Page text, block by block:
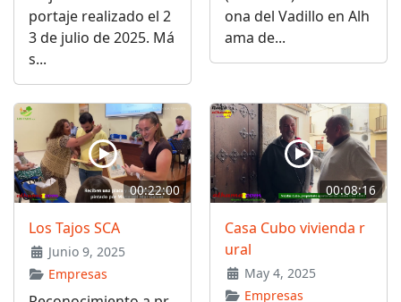
portaje realizado el 2
3 de julio de 2025. Má
s...
ona del Vadillo en Alh
ama de...
00:22:00
Los Tajos SCA
Junio 9, 2025
Empresas
00:08:16
Casa Cubo vivienda r
ural
May 4, 2025
Empresas